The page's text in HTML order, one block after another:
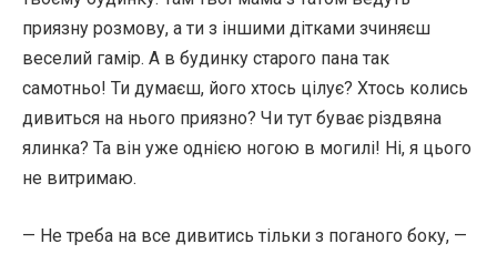
приязну розмову, а ти з іншими дітками зчиняєш
веселий гамір. А в будинку старого пана так
самотньо! Ти думаєш, його хтось цілує? Хтось колись
дивиться на нього приязно? Чи тут буває різдвяна
ялинка? Та він уже однією ногою в могилі! Ні, я цього
не витримаю.
— Не треба на все дивитись тільки з поганого боку, —